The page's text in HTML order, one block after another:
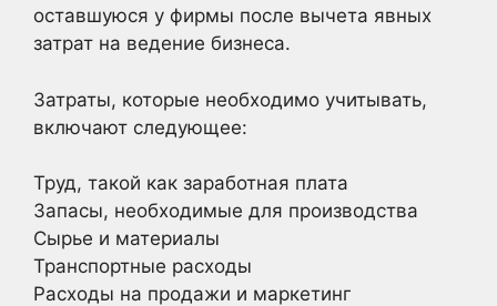
оставшуюся у фирмы после вычета явных
затрат на ведение бизнеса.
Затраты, которые необходимо учитывать,
включают следующее:
Труд, такой как заработная плата
Запасы, необходимые для производства
Сырье и материалы
Транспортные расходы
Расходы на продажи и маркетинг